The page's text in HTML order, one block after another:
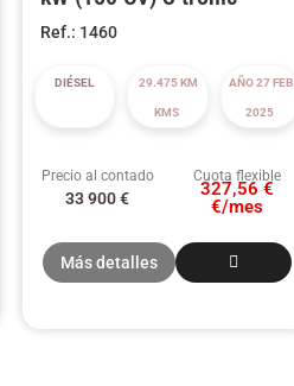
Ref.: 1460
DIÉSEL 29.475 KM
KMS
AÑO 27 FEB
2025
Precio al contado Cuota flexible
33 900€
327,56 €
€/mes
Más detalles